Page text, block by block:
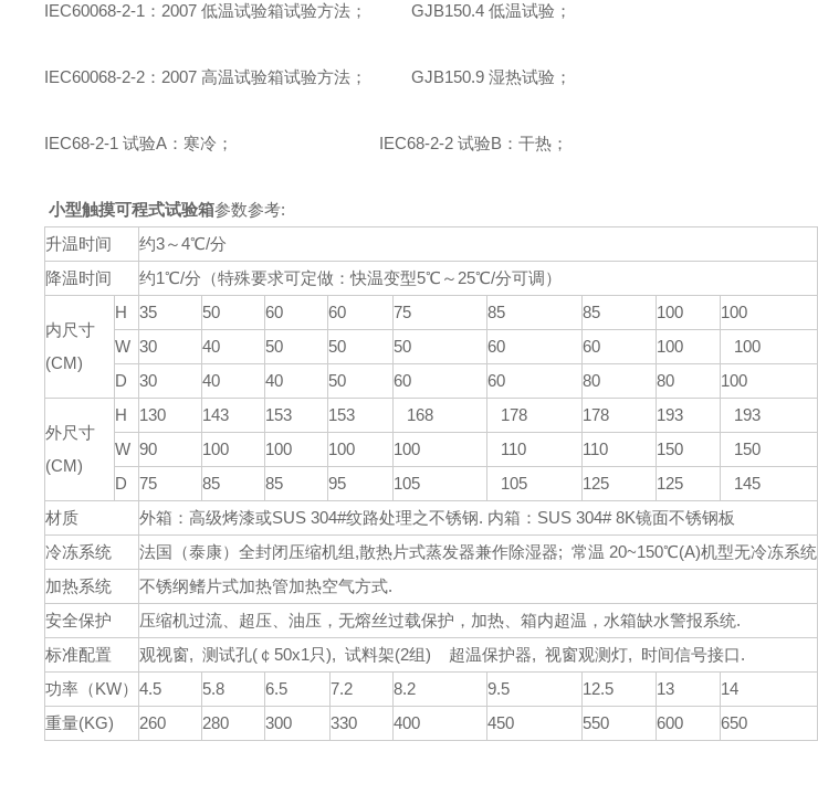
IEC60068-2-1：2007 低温试验箱试验方法； GJB150.4 低温试验；
IEC60068-2-2：2007 高温试验箱试验方法； GJB150.9 湿热试验；
IEC68-2-1 试验A：寒冷； IEC68-2-2 试验B：干热；
小型触摸可程式试验箱参数参考:
升温时间
约3～4℃/分
降温时间
约1℃/分（特殊要求可定做：快温变型5℃～25℃/分可调）
内尺寸
(CM)
H 35 50 60 60 75 85 85 100
100
W 30 40 50 50 50 60 60 100
100
D
30 40 40 50 60 60 80 80 100
外尺寸
(CM)
H 130 143 153 153 168 178 178 193
193
W 90 100 100 100 100 110 110 150
150
D
75 85 85 95 105 105 125 125
145
材质
外箱：高级烤漆或SUS 304#纹路处理之不锈钢. 内箱：SUS 304# 8K镜面不锈钢板
冷冻系统
法国（泰康）全封闭压缩机组,散热片式蒸发器兼作除湿器; 常温 20~150℃(A)机型无冷冻系统
加热系统
不锈纲鳍片式加热管加热空气方式.
安全保护
压缩机过流、超压、油压，无熔丝过载保护，加热、箱内超温，水箱缺水警报系统.
标准配置
观视窗, 测试孔(￠50x1只), 试料架(2组) 超温保护器, 视窗观测灯, 时间信号接口.
功率（KW） 4.5 5.8 6.5 7.2 8.2 9.5 12.5 13
14
重量(KG)
260 280 300 330 400 450 550 600 650